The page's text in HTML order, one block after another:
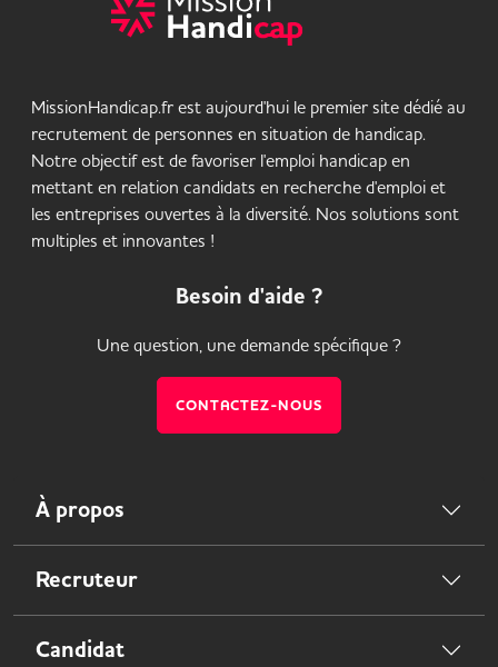
MissionHandicap.fr est aujourd'hui le premier site dédié au
recrutement de personnes en situation de handicap.
Notre objectif est de favoriser l'emploi handicap en
mettant en relation candidats en recherche d'emploi et
les entreprises ouvertes à la diversité. Nos solutions sont
multiples et innovantes !
Besoin d'aide ?
Une question, une demande spécifique ?
CONTACTEZ-NOUS
À propos
Recruteur
Candidat